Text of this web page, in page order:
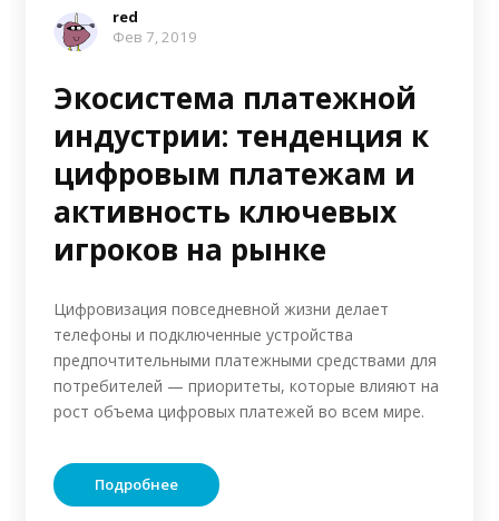
red
Фев 7, 2019
Экосистема платежной
индустрии: тенденция к
цифровым платежам и
активность ключевых
игроков на рынке
Цифровизация повседневной жизни делает
телефоны и подключенные устройства
предпочтительными платежными средствами для
потребителей — приоритеты, которые влияют на
рост объема цифровых платежей во всем мире.
Подробнее